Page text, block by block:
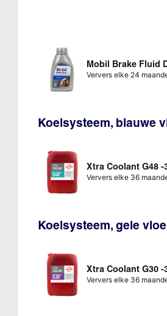
Mobil Brake Fluid
Ververs elke 24
Koelsysteem, blauwe
Xtra Coolant G48 -
Ververs elke 36
Koelsysteem, gele
Xtra Coolant G30 -
Ververs elke 36